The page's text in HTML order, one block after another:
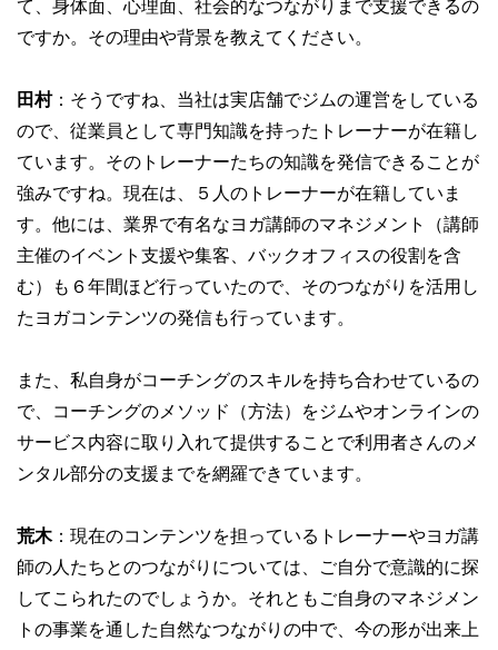
て、身体面、心理面、社会的なつながりまで支援できるの
ですか。その理由や背景を教えてください。
田村：そうですね、当社は実店舗でジムの運営をしている
ので、従業員として専門知識を持ったトレーナーが在籍し
ています。そのトレーナーたちの知識を発信できることが
強みですね。現在は、５人のトレーナーが在籍していま
す。他には、業界で有名なヨガ講師のマネジメント（講師
主催のイベント支援や集客、バックオフィスの役割を含
む）も６年間ほど行っていたので、そのつながりを活用し
たヨガコンテンツの発信も行っています。
また、私自身がコーチングのスキルを持ち合わせているの
で、コーチングのメソッド（方法）をジムやオンラインの
サービス内容に取り入れて提供することで利用者さんのメ
ンタル部分の支援までを網羅できています。
荒木：現在のコンテンツを担っているトレーナーやヨガ講
師の人たちとのつながりについては、ご自分で意識的に探
してこられたのでしょうか。それともご自身のマネジメン
トの事業を通した自然なつながりの中で、今の形が出来上